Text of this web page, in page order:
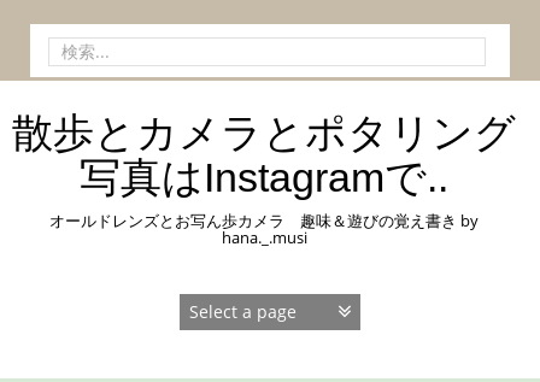
ン
へ
検
索:
散歩とカメラとポタリング
写真はInstagramで..
オールドレンズとお写ん歩カメラ 趣味＆遊びの覚え書き by
hana._.musi